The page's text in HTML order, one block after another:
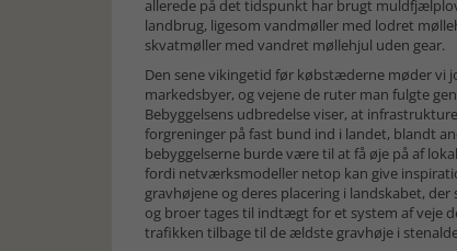
allerede på det tidspunkt har brugt
landbrug, ligesom vandmøller med lodret
skvatmøller med vandret møllehjul uden gear.
Den sene vikingetid før købstæderne møder vi
markedsbyer, og vejene de ruter man fulgte
Bebyggelsens udbredelse viser, at
forgreninger på fast bund ind i landet, blandt
bebyggelserne burde være til at få øje på af
fordi netværksmodeller netop kan give
gravhøjene og deres placering i landskabet,
og broer tages til indtægt for et system af veje
trafikken tilbage til de ældste gravhøje i